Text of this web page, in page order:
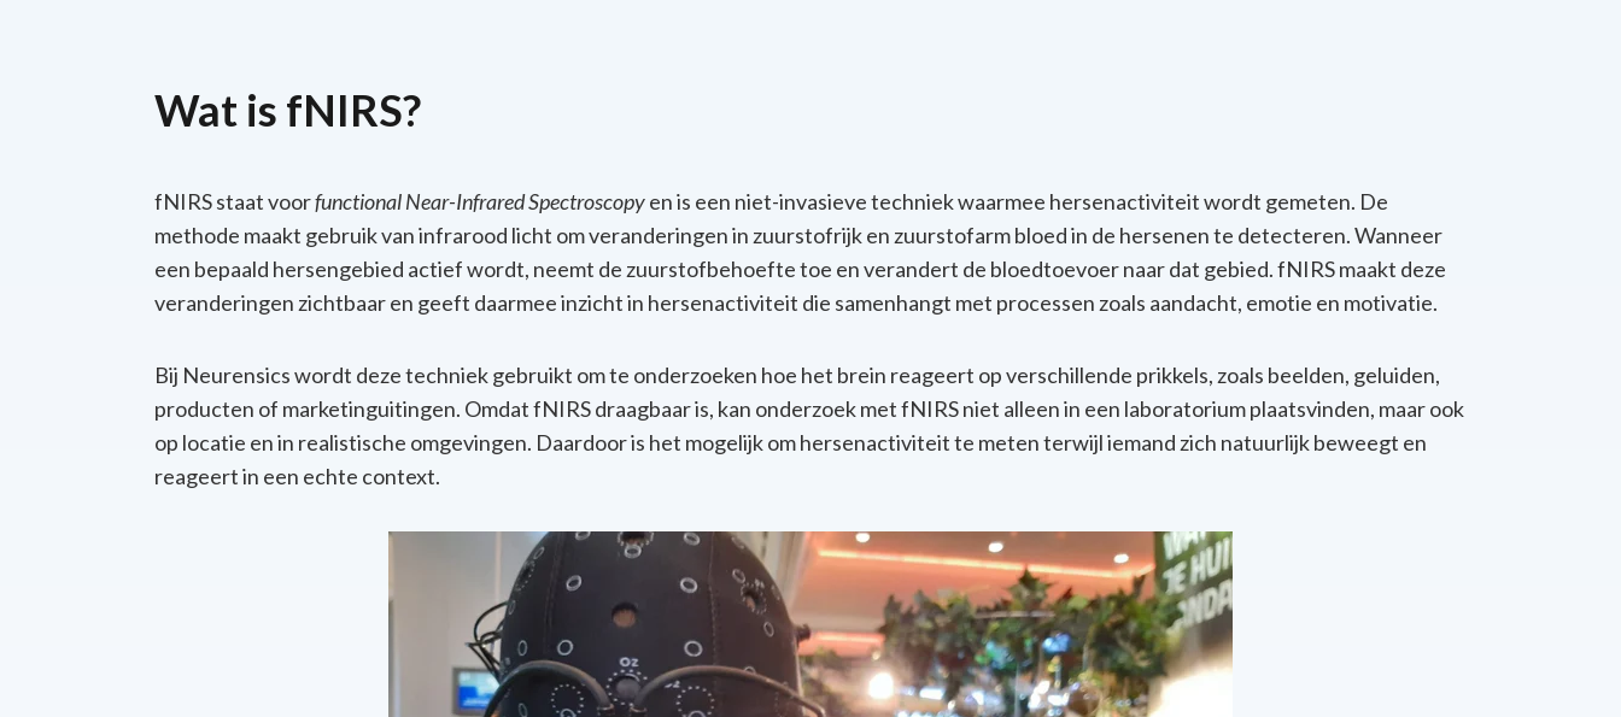
Wat is fNIRS?
fNIRS staat voorfunctional Near-Infrared Spectroscopyen is een niet-invasieve techniek waarmee hersenactiviteit wordt gemeten. De
methode maakt gebruik van infrarood licht om veranderingen in zuurstofrijk en zuurstofarm bloed in de hersenen te detecteren. Wanneer
een bepaald hersengebied actief wordt, neemt de zuurstofbehoefte toe en verandert de bloedtoevoer naar dat gebied. fNIRS maakt deze
veranderingen zichtbaar en geeft daarmee inzicht in hersenactiviteit die samenhangt met processen zoals aandacht, emotie en motivatie.
Bij Neurensics wordt deze techniek gebruikt om te onderzoeken hoe het brein reageert op verschillende prikkels, zoals beelden, geluiden,
producten of marketinguitingen. Omdat fNIRS draagbaar is, kan onderzoek met fNIRS niet alleen in een laboratorium plaatsvinden, maar ook
op locatie en in realistische omgevingen. Daardoor is het mogelijk om hersenactiviteit te meten terwijl iemand zich natuurlijk beweegt en
reageert in een echte context.